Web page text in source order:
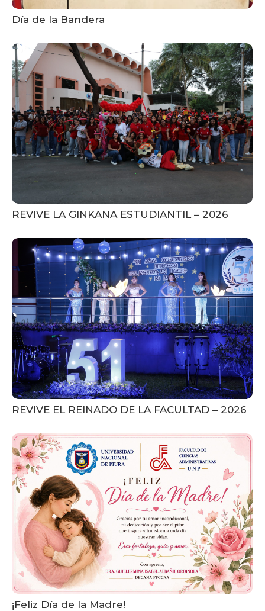
Día de la Bandera
REVIVE LA GINKANA ESTUDIANTIL – 2026
REVIVE EL REINADO DE LA FACULTAD – 2026
¡Feliz Día de la Madre!